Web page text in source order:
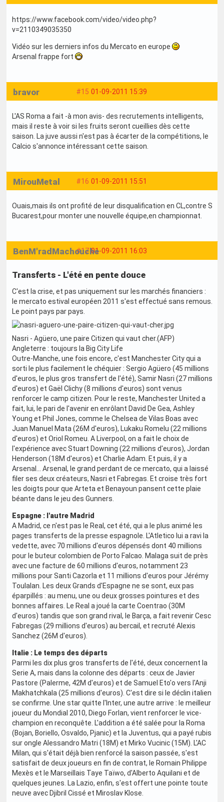
https://www.facebook.com/video/video.php?
v=2110349035350
Vidéo sur les derniers infos du Mercato en europe
Arsenal frappe fort
#15 01-09-2011 15:39
bravor
L'AS Roma a fait -à mon avis- des recrutements intelligents,
mais il reste à voir si les fruits seront cueillies dès cette
saison. La juve aussi n'est pas à écarter de la compétitions, le
Calcio s'annonce intéressant cette saison.
#16 01-09-2011 15:51
MirouMetal
Ouais,mais ils ont profité de leur disqualification en CL,contre S
Bucarest,pour monter une nouvelle équipe,en championnat.
#17 01-09-2011 16:03
BenM'radMachouche
Transferts - L'été en pente douce
C'est la crise, et pas uniquement sur les marchés financiers :
le mercato estival européen 2011 s'est effectué sans remous.
Le point pays par pays.
Nasri - Agüero, une paire Citizen qui vaut cher.(AFP)
Angleterre : toujours la Big City Life
Outre-Manche, une fois encore, c'est Manchester City qui a
sorti le plus facilement le chéquier : Sergio Agüero (45 millions
d'euros, le plus gros transfert de l'été), Samir Nasri (27 millions
d'euros) et Gaël Clichy (8 millions d'euros) sont venus
renforcer le camp citizen. Pour le reste, Manchester United a
fait, lui, le pari de l'avenir en enrôlant David De Gea, Ashley
Young et Phil Jones, comme le Chelsea de Vilas Boas avec
Juan Manuel Mata (26M d'euros), Lukaku Romelu (22 millions
d'euros) et Oriol Romeu. A Liverpool, on a fait le choix de
l'expérience avec Stuart Downing (22 millions d'euros), Jordan
Henderson (18M d'euros) et Charlie Adam. Et puis, il y a
Arsenal... Arsenal, le grand perdant de ce mercato, qui a laissé
filer ses deux créateurs, Nasri et Fabregas. Et croise très fort
les doigts pour que Arteta et Benayoun pansent cette plaie
béante dans le jeu des Gunners.
Espagne : l'autre Madrid
A Madrid, ce n'est pas le Real, cet été, qui a le plus animé les
pages transferts de la presse espagnole. L'Atletico lui a ravi la
vedette, avec 70 millions d'euros dépensés dont 40 millions
pour le buteur colombien de Porto Falcao. Malaga suit de près
avec une facture de 60 millions d'euros, notamment 23
millions pour Santi Cazorla et 11 millions d'euros pour Jérémy
Toulalan. Les deux Grands d'Espagne ne se sont, eux pas
éparpillés : au menu, une ou deux grosses pointures et des
bonnes affaires. Le Real a joué la carte Coentrao (30M
d'euros) tandis que son grand rival, le Barça, a fait revenir Cesc
Fabregas (29 millions d'euros) au bercail, et recruté Alexis
Sanchez (26M d'euros).
Italie : Le temps des départs
Parmi les dix plus gros transferts de l'été, deux concernent la
Serie A, mais dans la colonne des départs : ceux de Javier
Pastore (Palerme, 42M d'euros) et de Samuel Eto'o vers l'Anji
Makhatchkala (25 millions d'euros). C'est dire si le déclin italien
se confirme. Une star quitte l'Inter, une autre arrive : le meilleur
joueur du Mondial 2010, Diego Forlan, vient renforcer le vice-
champion en reconquête. L'addition a été salée pour la Roma
(Bojan, Boriello, Osvaldo, Pjanic) et la Juventus, qui a payé rubis
sur ongle Alessandro Matri (18M) et Mirko Vucinic (15M). L'AC
Milan, qui s'était déjà bien renforcé la saison passée, s'est
satisfait de deux joueurs en fin de contrat, le Romain Philippe
Mexès et le Marseillais Taye Taïwo, d'Alberto Aquilani et de
quelques jeunes. La Lazio, enfin, s'est offert une pointe toute
neuve avec Djibril Cissé et Miroslav Klose.